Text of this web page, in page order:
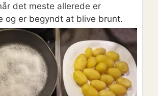
det meste allerede er
og er begyndt at blive brunt.